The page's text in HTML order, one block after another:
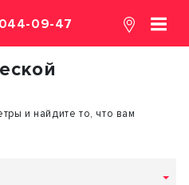
09-47
и найдите то, что вам